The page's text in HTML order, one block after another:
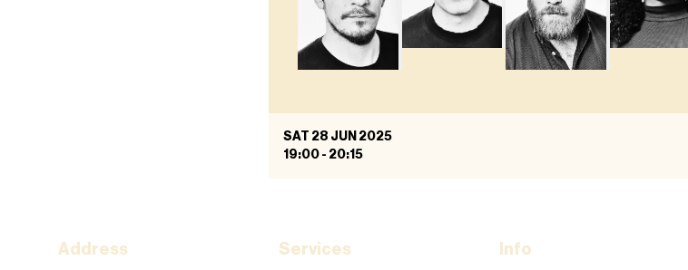
SAT 28 JUN 2025
19:00 - 20:15
Address Services Info